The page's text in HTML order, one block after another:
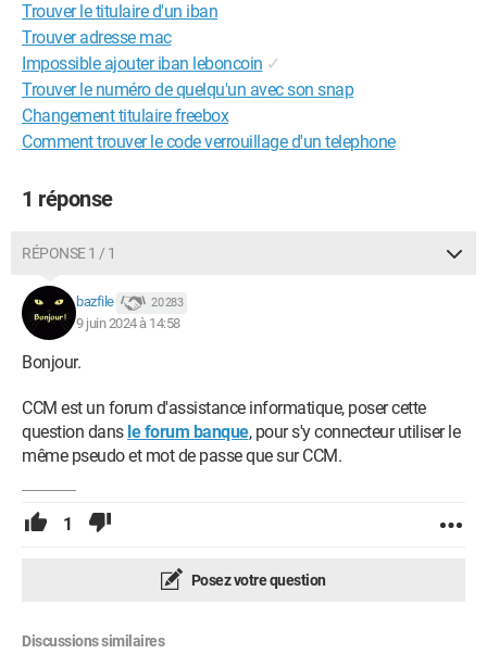
Trouver le titulaire d'un iban
Trouver adresse mac
Impossible ajouter iban leboncoin ✓
Trouver le numéro de quelqu'un avec son snap
Changement titulaire freebox
Comment trouver le code verrouillage d'un telephone
1 réponse
RÉPONSE 1 / 1
bazfile 20 283
9 juin 2024 à 14:58
Bonjour.
CCM est un forum d'assistance informatique, poser cette
question dans le forum banque, pour s'y connecteur utiliser le
même pseudo et mot de passe que sur CCM.
1
Posez votre question
Discussions similaires